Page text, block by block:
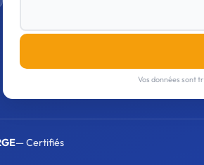
Vos données sont
— Certifiés